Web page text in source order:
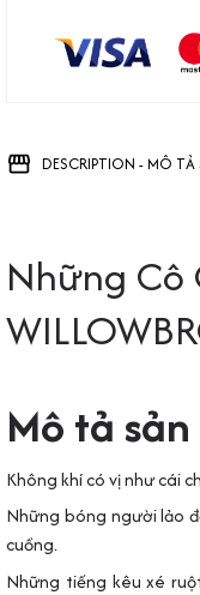
DESCRIPTION - MÔ TẢ
Những Cô
Mô tả
Không khí có vị như cái
Những bóng người lảo
cuồng.
Những tiếng kêu xé